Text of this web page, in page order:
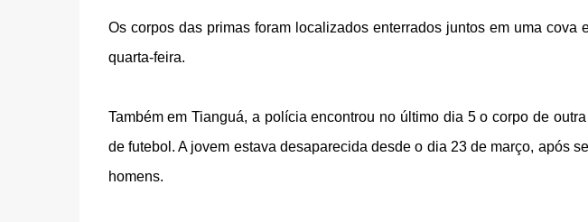
Os corpos das primas foram localizados enterrados juntos em uma cova
quarta-feira.
Também em Tianguá, a polícia encontrou no último dia 5 o corpo de
de futebol. A jovem estava desaparecida desde o dia 23 de março, após
homens.